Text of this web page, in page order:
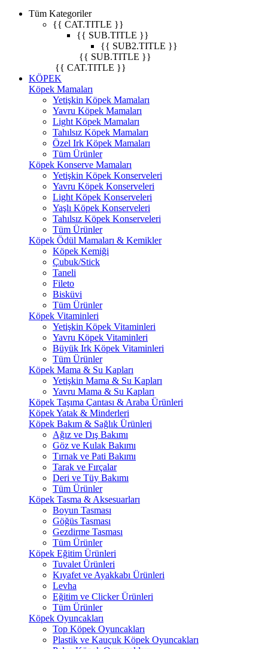
Tüm Kategoriler
{{ CAT.TITLE }}
{{ SUB.TITLE }}
{{ SUB2.TITLE }}
{{ SUB.TITLE }}
{{ CAT.TITLE }}
KÖPEK
Köpek Mamaları
Yetişkin Köpek Mamaları
Yavru Köpek Mamaları
Light Köpek Mamaları
Tahılsız Köpek Mamaları
Özel Irk Köpek Mamaları
Tüm Ürünler
Köpek Konserve Mamaları
Yetişkin Köpek Konserveleri
Yavru Köpek Konserveleri
Light Köpek Konserveleri
Yaşlı Köpek Konserveleri
Tahılsız Köpek Konserveleri
Tüm Ürünler
Köpek Ödül Mamaları & Kemikler
Köpek Kemiği
Çubuk/Stick
Taneli
Fileto
Bisküvi
Tüm Ürünler
Köpek Vitaminleri
Yetişkin Köpek Vitaminleri
Yavru Köpek Vitaminleri
Büyük Irk Köpek Vitaminleri
Tüm Ürünler
Köpek Mama & Su Kapları
Yetişkin Mama & Su Kapları
Yavru Mama & Su Kapları
Köpek Taşıma Çantası & Araba Ürünleri
Köpek Yatak & Minderleri
Köpek Bakım & Sağlık Ürünleri
Ağız ve Dış Bakımı
Göz ve Kulak Bakımı
Tırnak ve Pati Bakımı
Tarak ve Fırçalar
Deri ve Tüy Bakımı
Tüm Ürünler
Köpek Tasma & Aksesuarları
Boyun Tasması
Göğüs Tasması
Gezdirme Tasması
Tüm Ürünler
Köpek Eğitim Ürünleri
Tuvalet Ürünleri
Kıyafet ve Ayakkabı Ürünleri
Levha
Eğitim ve Clicker Ürünleri
Tüm Ürünler
Köpek Oyuncakları
Top Köpek Oyuncakları
Plastik ve Kauçuk Köpek Oyuncakları